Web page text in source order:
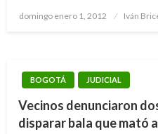
Publicado
domingo enero 1, 2012 Iván
BOGOTÁ JUDICIAL
Vecinos denunciaron
disparar bala que mató